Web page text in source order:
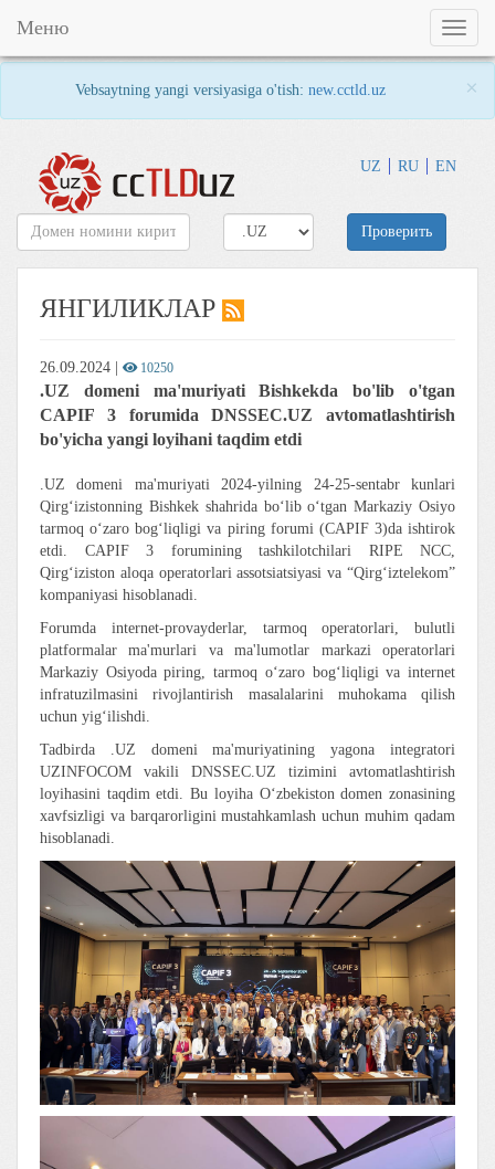
Vebsaytning yangi versiyasiga o'tish: new.cctld.uz ×
UZ RU EN
Toggle
Меню
Проверить
ЯНГИЛИКЛАР
26.09.2024 10250
.UZ domeni ma'muriyati Bishkekda bo'lib o'tgan
CAPIF 3 forumida DNSSEC.UZ avtomatlashtirish
bo'yicha yangi loyihani taqdim etdi
.UZ domeni ma'muriyati 2024-yilning 24-25-sentabr kunlari
Qirg‘izistonning Bishkek shahrida bo‘lib o‘tgan Markaziy Osiyo
tarmoq o‘zaro bog‘liqligi va piring forumi (CAPIF 3)da ishtirok
etdi. CAPIF 3 forumining tashkilotchilari RIPE NCC,
Qirg‘iziston aloqa operatorlari assotsiatsiyasi va “Qirg‘iztelekom”
kompaniyasi hisoblanadi.
Forumda internet-provayderlar, tarmoq operatorlari, bulutli
platformalar ma'murlari va ma'lumotlar markazi operatorlari
Markaziy Osiyoda piring, tarmoq o‘zaro bog‘liqligi va internet
infratuzilmasini rivojlantirish masalalarini muhokama qilish
uchun yig‘ilishdi.
Tadbirda .UZ domeni ma'muriyatining yagona integratori
UZINFOCOM vakili DNSSEC.UZ tizimini avtomatlashtirish
loyihasini taqdim etdi. Bu loyiha O‘zbekiston domen zonasining
xavfsizligi va barqarorligini mustahkamlash uchun muhim qadam
hisoblanadi.